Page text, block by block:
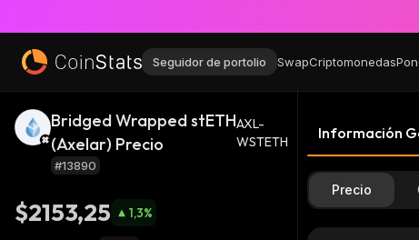
Seguidor de portolio SwapCriptomonedas
Bridged Wrapped stETH
(Axelar) Precio
AXL-
WSTETH
#13890
$2153,25 1,3%
Información
Precio